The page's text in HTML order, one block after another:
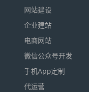
网站建设
企业建站
电商网站
微信公众号开发
手机App定制
代运营